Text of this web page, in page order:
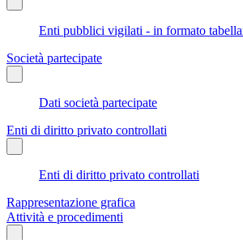
Enti pubblici vigilati - in formato
Società partecipate
Dati società partecipate
Enti di diritto privato controllati
Enti di diritto privato controllati
Rappresentazione grafica
Attività e procedimenti